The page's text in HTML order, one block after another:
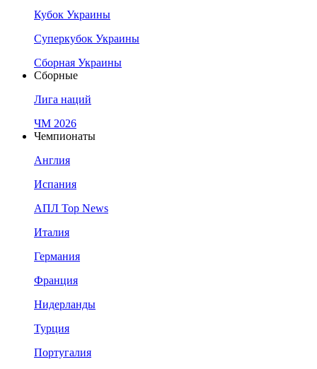
Кубок Украины
Суперкубок Украины
Сборная Украины
Сборные
Лига наций
ЧМ 2026
Чемпионаты
Англия
Испания
АПЛ Top News
Италия
Германия
Франция
Нидерланды
Турция
Португалия